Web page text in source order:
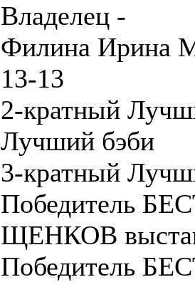
Владелец -
Филина Ирина
13-13
2-кратный
Лучший бэби
3-кратный
Победитель
ЩЕНКОВ
Победитель